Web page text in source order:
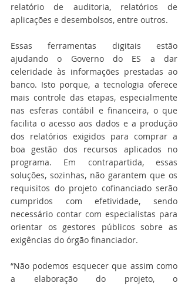
relatório de auditoria, relatórios de
aplicações e desembolsos, entre outros.
Essas ferramentas digitais estão
ajudando o Governo do ES a dar
celeridade às informações prestadas ao
banco. Isto porque, a tecnologia oferece
mais controle das etapas, especialmente
nas esferas contábil e financeira, o que
facilita o acesso aos dados e a produção
dos relatórios exigidos para comprar a
boa gestão dos recursos aplicados no
programa. Em contrapartida, essas
soluções, sozinhas, não garantem que os
requisitos do projeto cofinanciado serão
cumpridos com efetividade, sendo
necessário contar com especialistas para
orientar os gestores públicos sobre as
exigências do órgão financiador.
“Não podemos esquecer que assim como
a elaboração do projeto, o